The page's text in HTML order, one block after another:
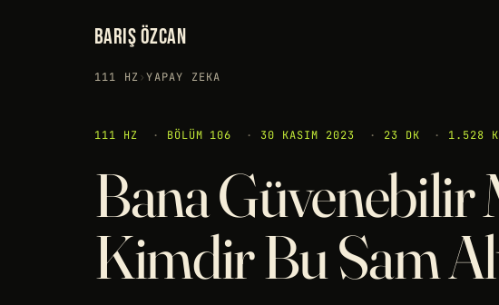
BARIŞ ÖZCAN
111 HZ›YAPAY ZEKA
111 HZ · BÖLÜM 106 · 30 KASIM 2023 · 23 DK · 1.528
Bana Güvenebilir
Kimdir Bu Sam